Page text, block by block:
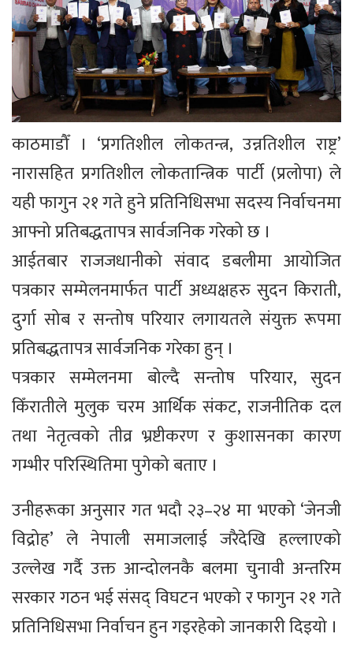
काठमाडौँ । ‘प्रगतिशील लोकतन्त्र, उन्नतिशील राष्ट्र’
नारासहित प्रगतिशील लोकतान्त्रिक पार्टी (प्रलोपा) ले
यही फागुन २१ गते हुने प्रतिनिधिसभा सदस्य निर्वाचनमा
आफ्नो प्रतिबद्धतापत्र सार्वजनिक गरेको छ ।
आईतबार राजजधानीको संवाद डबलीमा आयोजित
पत्रकार सम्मेलनमार्फत पार्टी अध्यक्षहरु सुदन किराती,
दुर्गा सोब र सन्तोष परियार लगायतले संयुक्त रूपमा
प्रतिबद्धतापत्र सार्वजनिक गरेका हुन् ।
पत्रकार सम्मेलनमा बोल्दै सन्तोष परियार, सुदन
किँरातीले मुलुक चरम आर्थिक संकट, राजनीतिक दल
तथा नेतृत्वको तीव्र भ्रष्टीकरण र कुशासनका कारण
गम्भीर परिस्थितिमा पुगेको बताए ।
उनीहरूका अनुसार गत भदौ २३–२४ मा भएको ‘जेनजी
विद्रोह’ ले नेपाली समाजलाई जरैदेखि हल्लाएको
उल्लेख गर्दै उक्त आन्दोलनकै बलमा चुनावी अन्तरिम
सरकार गठन भई संसद् विघटन भएको र फागुन २१ गते
प्रतिनिधिसभा निर्वाचन हुन गइरहेको जानकारी दिइयो ।